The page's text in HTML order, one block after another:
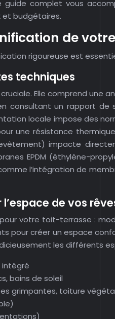
guide complet vous
et budgétaires.
de
rigoureuse est
techniques
Elle comprend
un rapport de
locale impose des
une résistance
impacte
EPDM (éthylène-
l’intégration de
de vos
votre toit-terrasse :
pour créer un espace
les différents
intégré
bains de soleil
grimpantes, toiture